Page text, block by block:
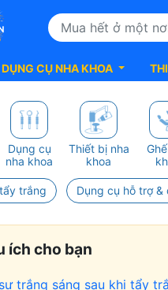
DỤNG CỤ NHA KHOA
Dụng cụ
nha khoa
Thiết bị nha
khoa
trắng Dụng cụ hỗ trợ &
ích cho bạn
trắng sáng sau khi tẩy